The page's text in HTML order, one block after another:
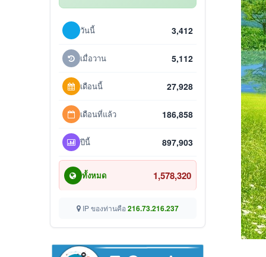
วันนี้ 3,412
เมื่อวาน 5,112
เดือนนี้ 27,928
เดือนที่แล้ว 186,858
ปีนี้ 897,903
ทั้งหมด 1,578,320
IP ของท่านคือ 216.73.216.237